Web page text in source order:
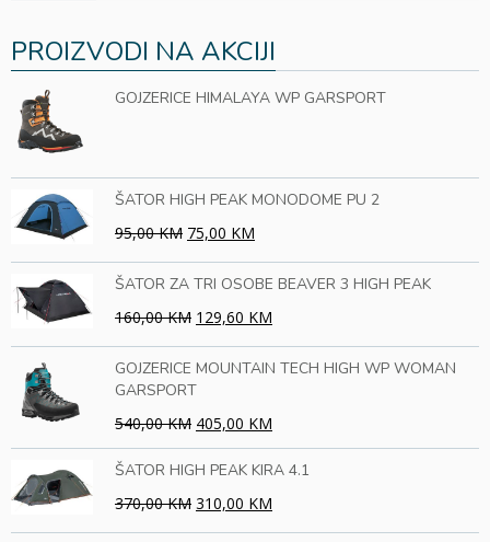
PROIZVODI NA AKCIJI
GOJZERICE HIMALAYA WP GARSPORT
ŠATOR HIGH PEAK MONODOME PU 2
95,00 KM 75,00 KM
ŠATOR ZA TRI OSOBE BEAVER 3 HIGH PEAK
160,00 KM 129,60 KM
GOJZERICE MOUNTAIN TECH HIGH WP WOMAN
GARSPORT
540,00 KM 405,00 KM
ŠATOR HIGH PEAK KIRA 4.1
370,00 KM 310,00 KM